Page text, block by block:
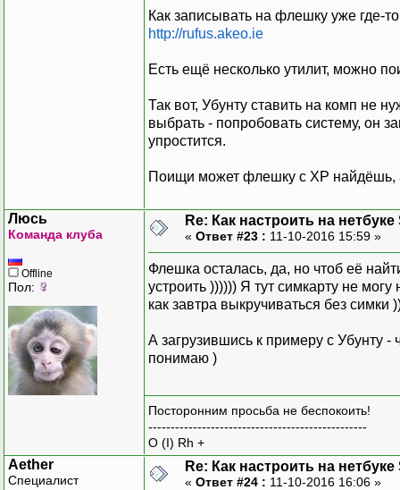
Как записывать на флешку уже где-
http://rufus.akeo.ie
Есть ещё несколько утилит, можно
Так вот, Убунту ставить на комп не
выбрать - попробовать систему, он
упростится.
Поищи может флешку с ХР найдёшь,
Люсь
Команда клуба
Offline
Пол:
Re: Как настроить на
« Ответ #23 : 11-10-2016 15:59 »
Флешка осталась, да, но чтоб её
устроить )))))) Я тут симкарту не
как завтра выкручиваться без симки
А загрузившись к примеру с Убунту
понимаю )
Посторонним просьба не беспокоить!
-------------------------------------------------
O (I) Rh +
Aether
Специалист
Re: Как настроить на
« Ответ #24 : 11-10-2016 16:06 »